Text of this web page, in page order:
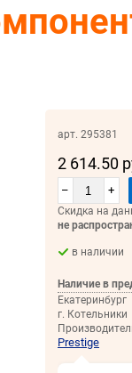
арт. 295381
2 614.50
– +
Скидка на
не
в наличии
Наличие в
Екатеринбург
г. Котельники
Prestige